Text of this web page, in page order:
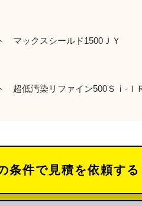
ックスシールド1500ＪＹ
低汚染リファイン500Ｓｉ-Ｉ
条件で見積を依頼する